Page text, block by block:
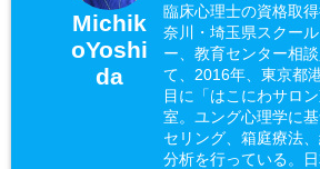
Michik
oYoshi
da
臨床心理士の資格取
奈川・埼玉県スクー
ー、教育センター相
て、2016年、東京都
目に「はこにわサロ
室。ユング心理学に
セリング、箱庭療法
分析を行っている。